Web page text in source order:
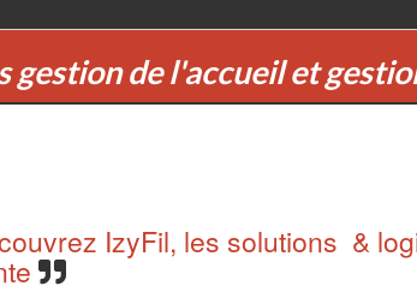
gestion de l'accueil et
IzyFil, les solutions &